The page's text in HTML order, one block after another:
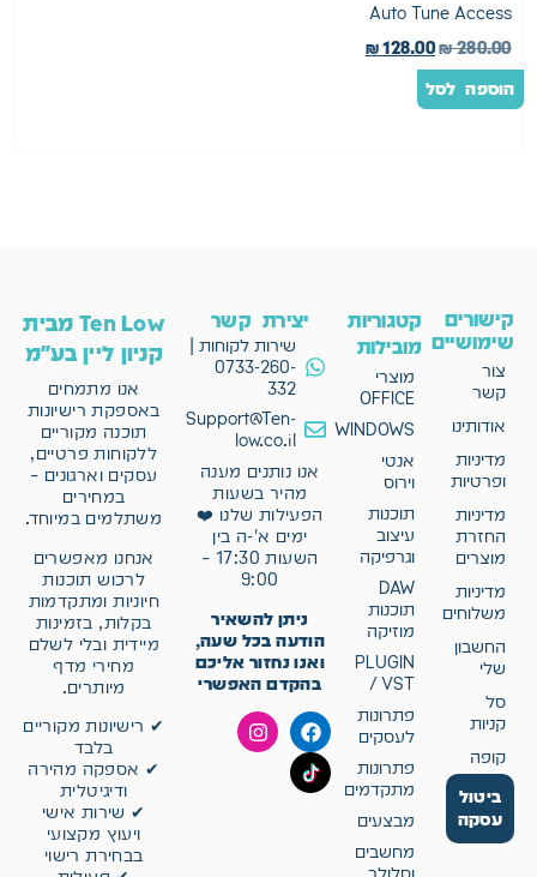
Auto Tune Access
₪280.00
₪128.00
הוספה לסל
קישורים
שימושיים
צור
קשר
אודותינו
מדיניות
ופרטיות
מדיניות
החזרת
מוצרים
מדיניות
משלוחים
החשבון
שלי
סל
קניות
קופה
ביטול
עסקה
קטגוריות
מובילות
מוצרי
OFFICE
WINDOWS
אנטי
וירוס
תוכנות
עיצוב
וגרפיקה
DAW
תוכנות
מוזיקה
PLUGIN
/ VST
פתרונות
לעסקים
פתרונות
מתקדמים
מבצעים
מחשבים
יצירת קשר
שירות לקוחות |
0733-260-
332
Support@Ten-
low.co.il
אנו נותנים מענה
מהיר בשעות
הפעילות שלנו ❤️
ימים א'-ה בין
השעות 17:30 –
9:00
ניתן להשאיר
הודעה בכל שעה,
ואנו נחזור אליכם
בהקדם האפשרי
Ten Low מבית
קניון ליין בע"מ
אנו מתמחים
באספקת רישיונות
תוכנה מקוריים
ללקוחות פרטיים,
עסקים וארגונים –
במחירים
משתלמים במיוחד.
אנחנו מאפשרים
לרכוש תוכנות
חיוניות ומתקדמות
בקלות, בזמינות
מיידית ובלי לשלם
מחירי מדף
מיותרים.
✔ רישיונות מקוריים
בלבד
✔ אספקה מהירה
ודיגיטלית
✔ שירות אישי
ויעוץ מקצועי
בבחירת רישוי